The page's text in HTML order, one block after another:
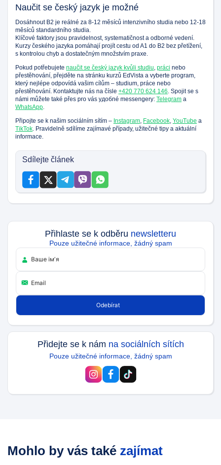
Naučit se český jazyk je možné
Dosáhnout B2 je reálné za 8-12 měsíců intenzivního studia nebo 12-18
měsíců standardního studia.
Klíčové faktory jsou pravidelnost, systematičnost a odborné vedení.
Kurzy českého jazyka pomáhají projít cestu od A1 do B2 bez přetížení,
s kontrolou chyb a dostatečným množstvím praxe.
Pokud potřebujete naučit se český jazyk kvůli studiu práci nebo
přestěhování, přejděte na stránku kurzů EdVista a vyberte program,
který nejlépe odpovídá vašim cílům – studium, práce nebo
přestěhování. Kontaktujte nás na čísle +420 770 624 146 . Spojit se s
námi můžete také přes pro vás удобné messengery: Telegram a
WhatsApp
Připojte se k našim sociálním sítím – Instagram Facebook YouTube a
TikTok . Pravidelně sdílíme zajímavé případy, užitečné tipy a aktuální
informace.
Sdílejte článek
Přihlaste se k odběru newsletteru
Pouze užitečné informace, žádný spam
Přidejte se k nám na sociálních sítích
Pouze užitečné informace, žádný spam
Mohlo by vás také zajímat